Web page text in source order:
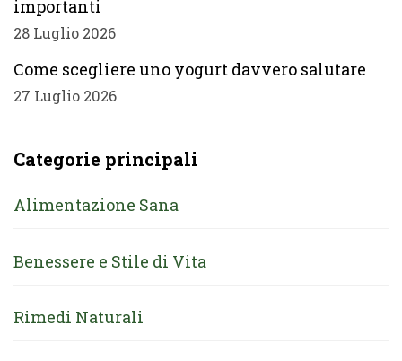
importanti
28 Luglio 2026
Come scegliere uno yogurt davvero salutare
27 Luglio 2026
Categorie principali
Alimentazione Sana
Benessere e Stile di Vita
Rimedi Naturali